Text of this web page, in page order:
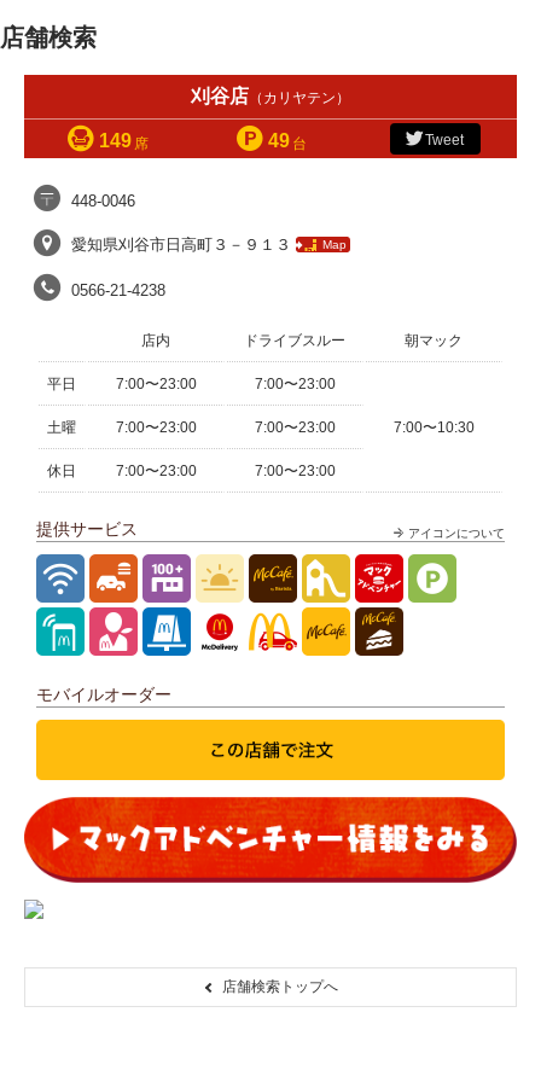
店舗検索
刈谷店 （カリヤテン）
149 席 49 台 Tweet
448-0046
愛知県刈谷市日高町３－９１３ Map
0566-21-4238
店内 ドライブスルー 朝マック
平日 7:00〜23:00 7:00〜23:00
7:00〜10:30
土曜 7:00〜23:00 7:00〜23:00
休日 7:00〜23:00 7:00〜23:00
アイコンについて
提供サービス
モバイルオーダー
店舗検索トップへ